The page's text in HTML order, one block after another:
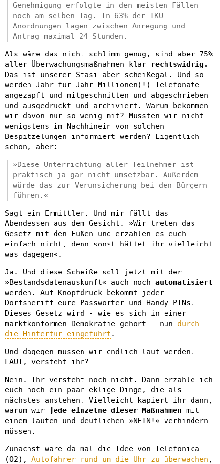
Genehmigung erfolgte in den meisten Fällen
noch am selben Tag. In 63% der TKÜ-
Anordnungen lagen zwischen Anregung und
Antrag maximal 24 Stunden.
Als wäre das nicht schlimm genug, sind aber 75%
aller Überwachungsmaßnahmen klar
rechtswidrig.
Das ist unserer Stasi aber scheißegal. Und so
werden Jahr für Jahr Millionen(!) Telefonate
angezapft und mitgeschnitten und abgeschrieben
und ausgedruckt und archiviert. Warum bekommen
wir davon nur so wenig mit? Müssten wir nicht
wenigstens im Nachhinein von solchen
Bespitzelungen informiert werden? Eigentlich
schon, aber:
»Diese Unterrichtung aller Teilnehmer ist
praktisch ja gar nicht umsetzbar. Außerdem
würde das zur Verunsicherung bei den Bürgern
führen.«
Sagt ein Ermittler. Und mir fällt das
Abendessen aus dem Gesicht. »Wir treten das
Gesetz mit den Füßen und erzählen es euch
einfach nicht, denn sonst hättet ihr vielleicht
was dagegen«.
Ja. Und diese Scheiße soll jetzt mit der
»Bestandsdatenauskunft« auch noch automatisiert
werden. Auf Knopfdruck bekommt jeder
Dorfsheriff eure Passwörter und Handy-PINs.
Dieses Gesetz wird - wie es sich in einer
marktkonformen Demokratie gehört - nun durch
die Hintertür eingeführt .
Und dagegen müssen wir endlich laut werden.
LAUT, versteht ihr?
Nein. Ihr versteht noch nicht. Dann erzähle ich
euch noch ein paar eklige Dinge, die als
nächstes anstehen. Vielleicht kapiert ihr dann,
warum wir jede einzelne dieser Maßnahmen mit
einem lauten und deutlichen »NEIN!« verhindern
müssen.
Zunächst wäre da mal die Idee von Telefonica
(O2), Autofahrer rund um die Uhr zu überwachen ,